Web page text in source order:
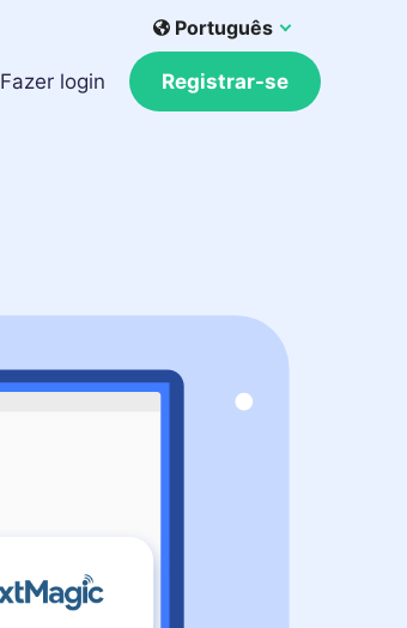
Português
Fazer login Registrar-se